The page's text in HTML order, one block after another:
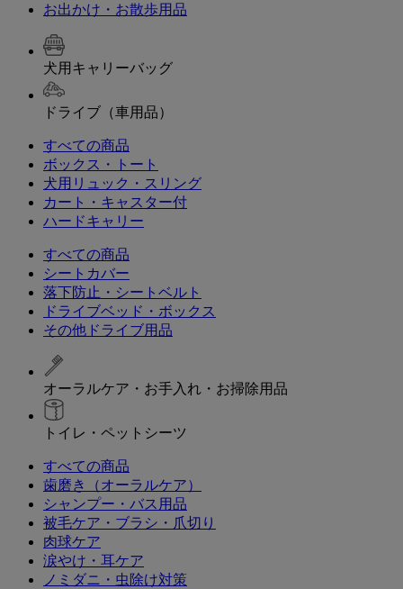
お出かけ・お散歩用品
犬用キャリーバッグ
ドライブ（車用品）
すべての商品
ボックス・トート
犬用リュック・スリング
カート・キャスター付
ハードキャリー
すべての商品
シートカバー
落下防止・シートベルト
ドライブベッド・ボックス
その他ドライブ用品
オーラルケア・お手入れ・お掃除用品
トイレ・ペットシーツ
すべての商品
歯磨き（オーラルケア）
シャンプー・バス用品
被毛ケア・ブラシ・爪切り
肉球ケア
涙やけ・耳ケア
ノミダニ・虫除け対策